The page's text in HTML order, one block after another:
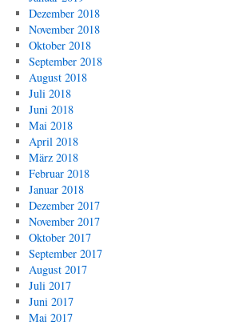
Dezember 2018
November 2018
Oktober 2018
September 2018
August 2018
Juli 2018
Juni 2018
Mai 2018
April 2018
März 2018
Februar 2018
Januar 2018
Dezember 2017
November 2017
Oktober 2017
September 2017
August 2017
Juli 2017
Juni 2017
Mai 2017